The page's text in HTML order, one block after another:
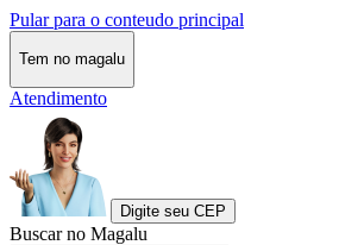
Pular para o conteudo principal
Tem no magalu
Atendimento
Digite seu CEP
Buscar no Magalu